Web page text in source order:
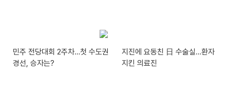
민주 전당대회 2주차…첫 수도권
경선, 승자는?
지진에 요동친 日 수술실…환자
지킨 의료진